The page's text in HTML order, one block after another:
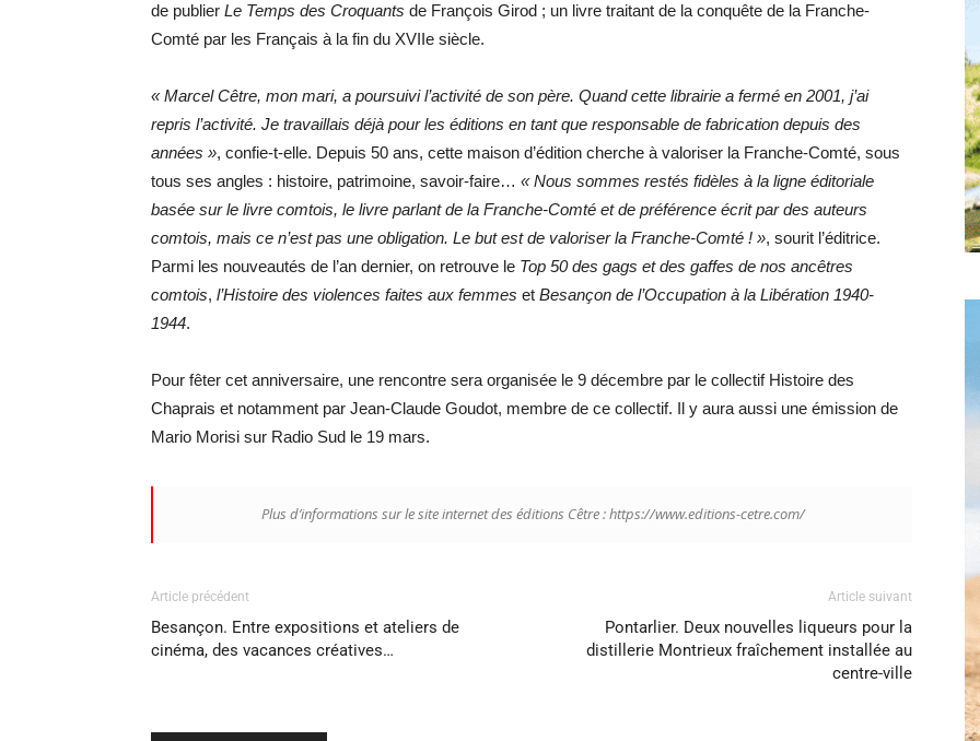
de publier Le Temps des Croquants de François Girod ; un livre traitant de la conquête de la Franche-
Comté par les Français à la fin du XVIIe siècle.
« Marcel Cêtre, mon mari, a poursuivi l’activité de son père. Quand cette librairie a fermé en 2001, j’ai
repris l’activité. Je travaillais déjà pour les éditions en tant que responsable de fabrication depuis des
années », confie-t-elle. Depuis 50 ans, cette maison d’édition cherche à valoriser la Franche-Comté, sous
tous ses angles : histoire, patrimoine, savoir-faire… « Nous sommes restés fidèles à la ligne éditoriale
basée sur le livre comtois, le livre parlant de la Franche-Comté et de préférence écrit par des auteurs
comtois, mais ce n’est pas une obligation. Le but est de valoriser la Franche-Comté ! », sourit l’éditrice.
Parmi les nouveautés de l’an dernier, on retrouve le Top 50 des gags et des gaffes de nos ancêtres
comtois, l’Histoire des violences faites aux femmes et Besançon de l’Occupation à la Libération 1940-
1944.
Pour fêter cet anniversaire, une rencontre sera organisée le 9 décembre par le collectif Histoire des
Chaprais et notamment par Jean-Claude Goudot, membre de ce collectif. Il y aura aussi une émission de
Mario Morisi sur Radio Sud le 19 mars.
Plus d’informations sur le site internet des éditions Cêtre : https://www.editions-cetre.com/
Article précédent
Besançon. Entre expositions et ateliers de
cinéma, des vacances créatives…
Article suivant
Pontarlier. Deux nouvelles liqueurs pour la
distillerie Montrieux fraîchement installée au
centre-ville